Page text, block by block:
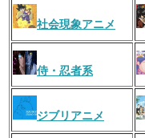
社会現象アニメ
侍・忍者系
ジブリアニメ